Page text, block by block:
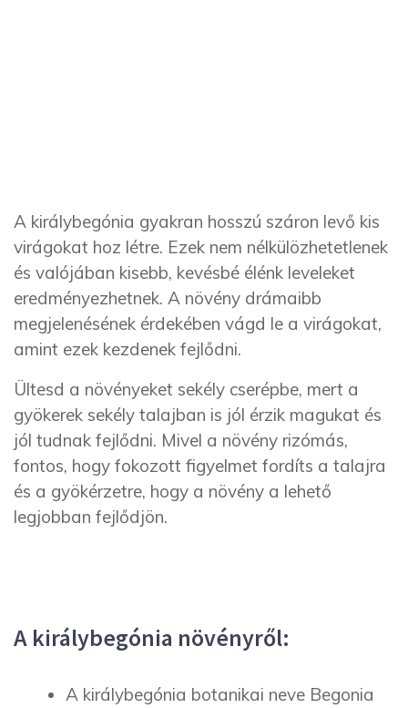
A királybegónia gyakran hosszú száron levő kis
virágokat hoz létre. Ezek nem nélkülözhetetlenek
és valójában kisebb, kevésbé élénk leveleket
eredményezhetnek. A növény drámaibb
megjelenésének érdekében vágd le a virágokat,
amint ezek kezdenek fejlődni.
Ültesd a növényeket sekély cserépbe, mert a
gyökerek sekély talajban is jól érzik magukat és
jól tudnak fejlődni. Mivel a növény rizómás,
fontos, hogy fokozott figyelmet fordíts a talajra
és a gyökérzetre, hogy a növény a lehető
legjobban fejlődjön.
A királybegónia növényről:
A királybegónia botanikai neve Begonia